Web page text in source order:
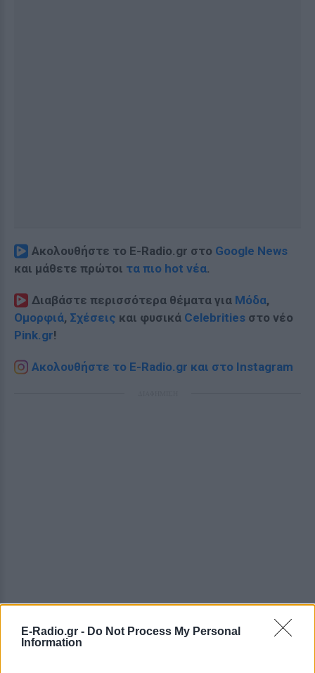
E-Radio.gr - Do Not Process My Personal
Information
Ακολουθήστε το E-Radio.gr στο Google News
και μάθετε πρώτοι τα πιο hot νέα.
Διαβάστε περισσότερα θέματα για Μόδα,
Ομορφιά, Σχέσεις και φυσικά Celebrities στο νέο
Pink.gr!
Ακολουθήστε το E-Radio.gr και στο Instagram